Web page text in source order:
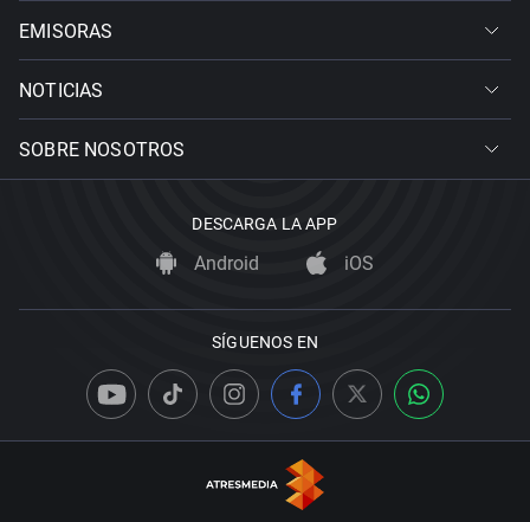
EMISORAS
NOTICIAS
SOBRE NOSOTROS
DESCARGA LA APP
Android iOS
SÍGUENOS EN